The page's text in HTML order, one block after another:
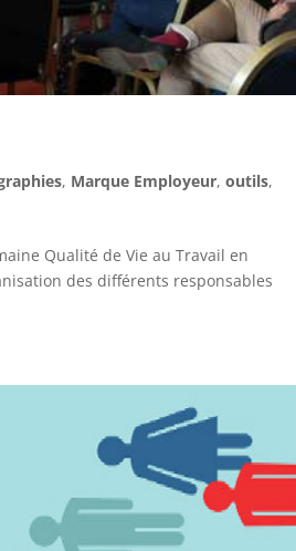
, Marque Employeur,outils,
Qualité de Vie au Travail en
des différents responsables